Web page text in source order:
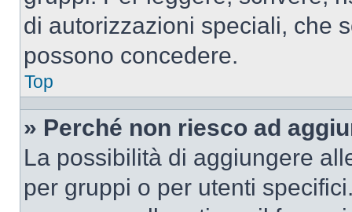
di autorizzazioni speciali, che
possono concedere.
Top
» Perché non riesco ad
La possibilità di aggiungere
per gruppi o per utenti